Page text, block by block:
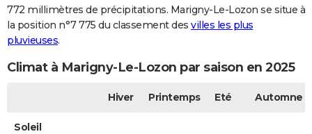
772 millimètres de précipitations. Marigny-Le-Lozon se situe à
la position n°7 775 du classement des villes les plus
pluvieuses.
Climat à Marigny-Le-Lozon par saison en 2025
Hiver Printemps Eté Automne
Soleil